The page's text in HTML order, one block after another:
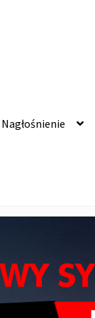
Nagłośnienie